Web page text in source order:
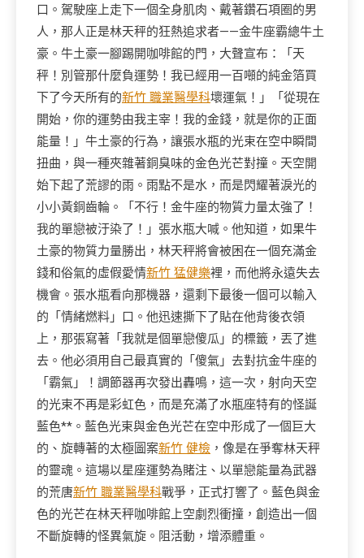
口。駕駛座上走下一個全身肌肉、戴著鑽石項圈的男
人，那人正是林天秤的狂熱追求者——金牛座霸總牛土
豪。牛土豪一腳踢開咖啡館的門，大聲宣布：「天
秤！別管那什麼負運勢！我已經用一百噸的純金箔買
下了今天所有的新竹 職業醫學科壞運氣！」「從現在
開始，你的運勢由我主宰！我的金錢，就是你的正面
能量！」牛土豪的行為，讓張水瓶的光束在空中瞬間
扭曲，與一種夾雜著銅臭味的金色光芒對撞。天空開
始下起了荒謬的雨。雨點不是水，而是閃耀著淚光的
小小黃銅齒輪。「不行！金牛座的物質力量太強了！
我的單戀被汙染了！」張水瓶大喊。他知道，如果牛
土豪的物質力量勝出，林天秤將會被困在一個充滿金
錢和俗氣的虛假愛情新竹 猛健樂裡，而他將永遠失去
機會。張水瓶看向那機器，還剩下最後一個可以輸入
的「情緒燃料」口。他迅速撕下了貼在他背後衣領
上，那張寫著「我就是個單戀傻瓜」的標籤，丟了進
去。他必須用自己最真實的「傻氣」去對抗金牛座的
「霸氣」！調節器再次發出轟鳴，這一次，射向天空
的光束不再是彩虹色，而是充滿了水瓶座特有的怪誕
藍色**。藍色光束與金色光芒在空中形成了一個巨大
的、旋轉著的太極圖案新竹 健檢 ，像是在爭奪林天秤
的靈魂。這場以星座運勢為賭注、以單戀能量為武器
的荒唐新竹 職業醫學科戰爭，正式打響了。藍色與金
色的光芒在林天秤咖啡館上空劇烈衝撞，創造出一個
不斷旋轉的怪異氣旋。阻活動，增添體重。